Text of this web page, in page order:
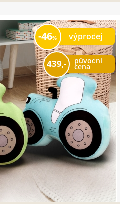
výprodej
46
původní
cena
439,-